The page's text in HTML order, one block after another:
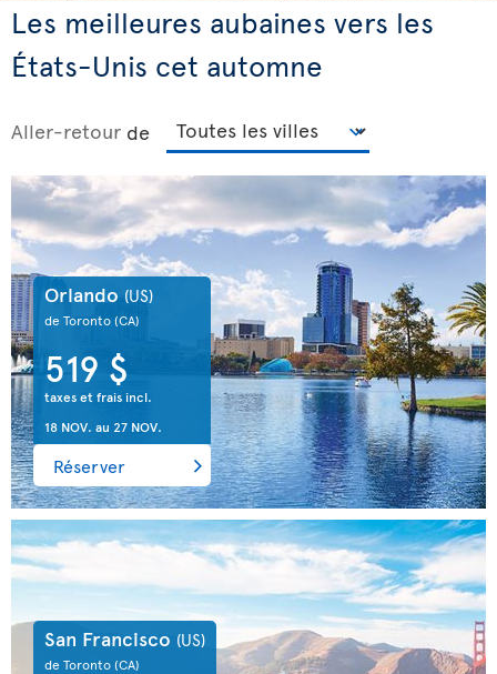
Les meilleures aubaines vers les
États-Unis cet automne
Aller-retour de
Orlando (US)
de Toronto(CA)
519 $
taxes et frais incl.
18 NOV. au 27 NOV.
Réserver
San Francisco (US)
de Toronto(CA)